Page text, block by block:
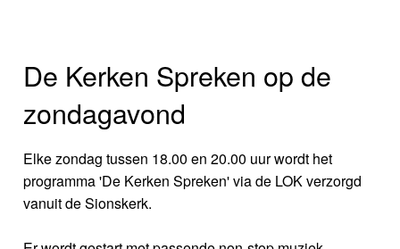
De Kerken Spreken op de
zondagavond
Elke zondag tussen 18.00 en 20.00 uur wordt het
programma 'De Kerken Spreken' via de LOK verzorgd
vanuit de Sionskerk.